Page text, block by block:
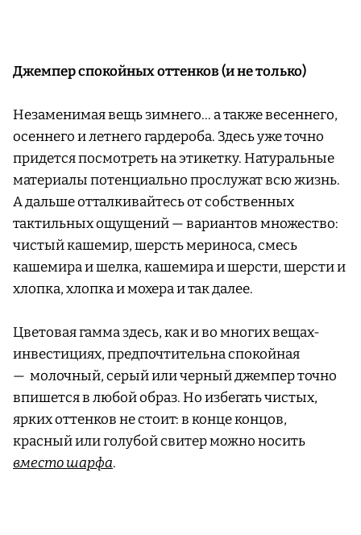
Джемпер спокойных оттенков (и не только)
Незаменимая вещь зимнего… а также весеннего,
осеннего и летнего гардероба. Здесь уже точно
придется посмотреть на этикетку. Натуральные
материалы потенциально прослужат всю жизнь.
А дальше отталкивайтесь от собственных
тактильных ощущений — вариантов множество:
чистый кашемир, шерсть мериноса, смесь
кашемира и шелка, кашемира и шерсти, шерсти и
хлопка, хлопка и мохера и так далее.
Цветовая гамма здесь, как и во многих вещах-
инвестициях, предпочтительна спокойная
— молочный, серый или черный джемпер точно
впишется в любой образ. Но избегать чистых,
ярких оттенков не стоит: в конце концов,
красный или голубой свитер можно носить
вместо шарфа.